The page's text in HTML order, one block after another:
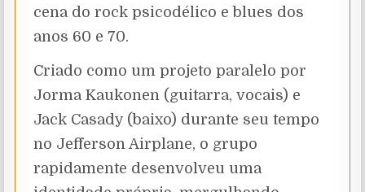
cena do rock psicodélico e blues dos
anos 60 e 70.
Criado como um projeto paralelo por
Jorma Kaukonen (guitarra, vocais) e
Jack Casady (baixo) durante seu tempo
no Jefferson Airplane, o grupo
rapidamente desenvolveu uma